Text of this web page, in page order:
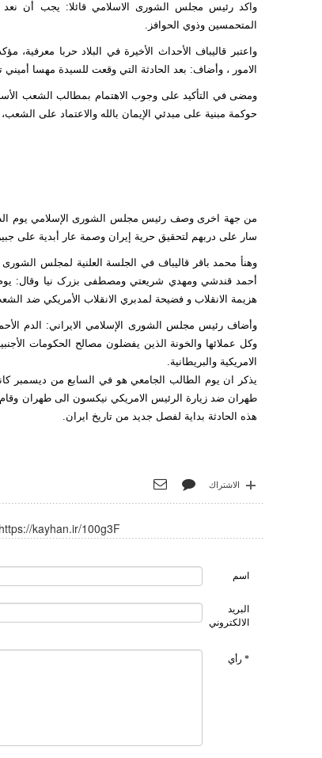
واكد رئيس مجلس الشورى الاسلامي قائلا: يجب أن نعد
المتحمسين وذوي الحوافز.
واعتبر قاليباف الأحداث الأخيرة في البلاد حربا
الامور ، وأضاف: بعد الحادثة التي وقعت للسيدة مهسا
ومضى في التأكيد على وجوب الاهتمام بمطالب الشعب
حوكمة مبنية على مبدئي الإيمان بالله والاعتماد على
من جهة اخرى وصف رئيس مجلس الشورى الإسلامي يوم
سار على دربهم لتحقيق حرية إيران وصمة عار أبدية على
وهنأ محمد باقر قاليباف في الجلسة العلنية لمجلس
أحمد قندشي ومهدي شريعتي ومصطفى بزرک نيا وقال: يوم
هزيمة الانقلاب و فضيحة لمدبري الانقلاب الأمريكي ضد
وأضاف رئيس مجلس الشورى الإسلامي الايراني: الدم
وكل عملائها والخونة الذين يفضلون مصالح الحكومات
الامريكية والبريطانية.
طهران ضد زيارة الرئيس الامريكي نيكسون الى طهران وقام
هذه الحادثة بداية لفصل جديد من تاريخ ايران.
الاشتراك
https://kayhan.ir/100g3F
اسم
البريد
الالكتروني
* رأي